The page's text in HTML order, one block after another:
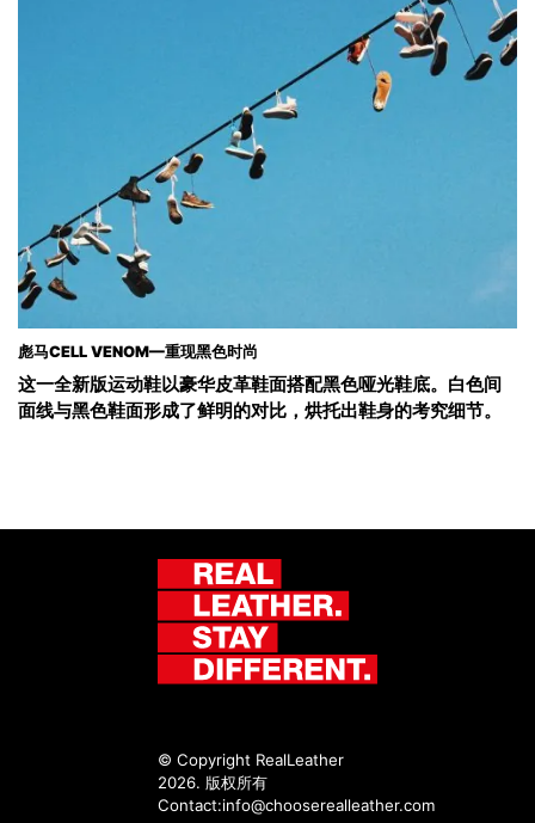
彪马CELL VENOM—重现黑色时尚
这一全新版运动鞋以豪华皮革鞋面搭配黑色哑光鞋底。白色间
面线与黑色鞋面形成了鲜明的对比，烘托出鞋身的考究细节。
© Copyright RealLeather
2026. 版权所有
Contact:info@chooserealleather.com